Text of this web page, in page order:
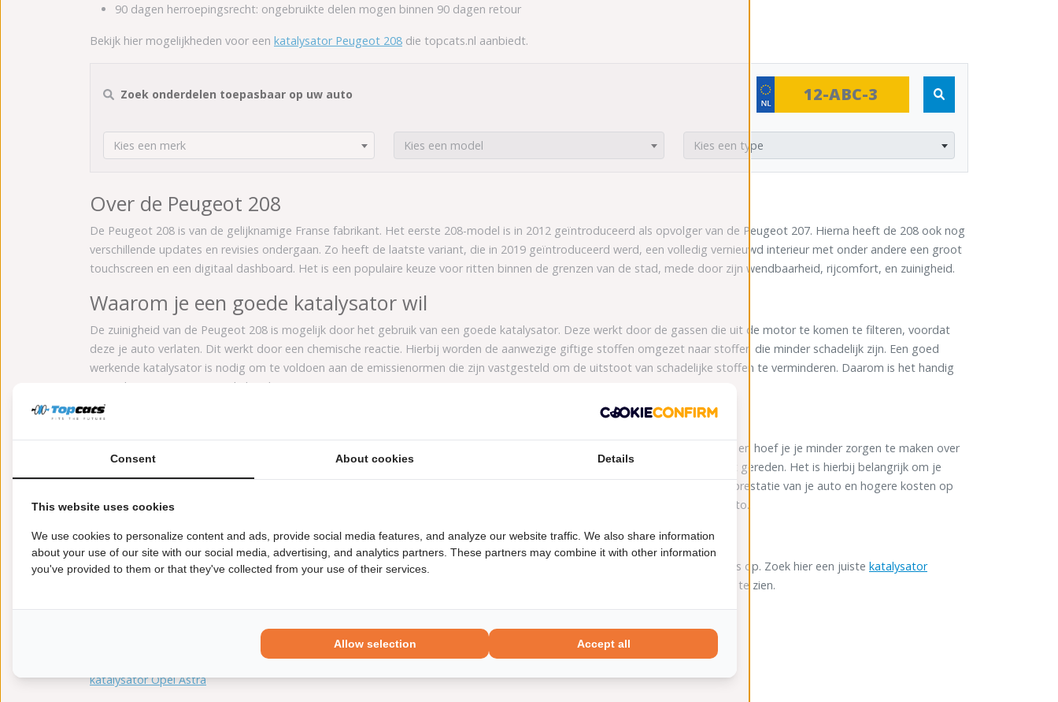
90 dagen herroepingsrecht: ongebruikte delen mogen binnen 90 dagen retour
Bekijk hier mogelijkheden voor een katalysator Peugeot 208 die topcats.nl aanbiedt.
Zoek onderdelen toepasbaar op uw auto
Kies een merk Kies een model Kies een type
Over de Peugeot 208
De Peugeot 208 is van de gelijknamige Franse fabrikant. Het eerste 208-model is in 2012 geïntroduceerd als opvolger van de Peugeot 207. Hierna heeft de 208 ook nog
verschillende updates en revisies ondergaan. Zo heeft de laatste variant, die in 2019 geïntroduceerd werd, een volledig vernieuwd interieur met onder andere een groot
touchscreen en een digitaal dashboard. Het is een populaire keuze voor ritten binnen de grenzen van de stad, mede door zijn wendbaarheid, rijcomfort, en zuinigheid.
Waarom je een goede katalysator wil
De zuinigheid van de Peugeot 208 is mogelijk door het gebruik van een goede katalysator. Deze werkt door de gassen die uit de motor te komen te filteren, voordat
deze je auto verlaten. Dit werkt door een chemische reactie. Hierbij worden de aanwezige giftige stoffen omgezet naar stoffen die minder schadelijk zijn. Een goed
werkende katalysator is nodig om te voldoen aan de emissienormen die zijn vastgesteld om de uitstoot van schadelijke stoffen te verminderen. Daarom is het handig
om te kiezen voor een goede katalysator Peugeot 208.
Hoe lang gaat de katalysator mee?
Het is ontzettend belangrijk om je katalysator goed te onderhouden. Op die manier blijft die zo lang mogelijk goed werken, en hoef je je minder zorgen te maken over
de uitstoot van je auto. Over het algemeen gaat een katalysator mee totdat je ergens tussen de 80.000 en 150.000 km hebt gereden. Het is hierbij belangrijk om je
goed te laten informeren door een professional. Een kapotte of verstopte katalysator kan namelijk leiden tot een slechtere prestatie van je auto en hogere kosten op
de lange termijn. Die hogere kosten zie je dan terug in een hoger benzineverbruik en in hogere onderhoudskosten van de auto.
Prijs katalysator Peugeot 208
Afhankelijk van het specifieke model Peugeot 208 en het jaartal waarin deze gebouwd is, passen er verschillende katalysators op. Zoek hier een juiste katalysator
in te zien.
katalysator Opel Astra
Consent About cookies Details
This website uses cookies
We use cookies to personalize content and ads, provide social media features, and analyze our website traffic. We also share information
about your use of our site with our social media, advertising, and analytics partners. These partners may combine it with other information
you've provided to them or that they've collected from your use of their services.
Allow selection Accept all